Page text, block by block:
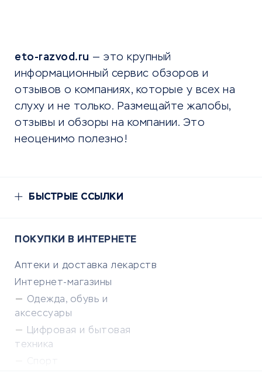
eto-razvod.ru — это крупный
информационный сервис обзоров и
отзывов о компаниях, которые у всех на
слуху и не только. Размещайте жалобы,
отзывы и обзоры на компании. Это
неоценимо полезно!
БЫСТРЫЕ ССЫЛКИ
ПОКУПКИ В ИНТЕРНЕТЕ
Аптеки и доставка лекарств
Интернет-магазины
Одежда, обувь и
аксессуары
Цифровая и бытовая
техника